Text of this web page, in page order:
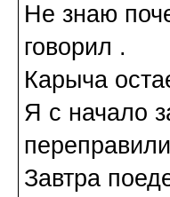
Не знаю
говорил .
Карыча
Я с начало
Завтра